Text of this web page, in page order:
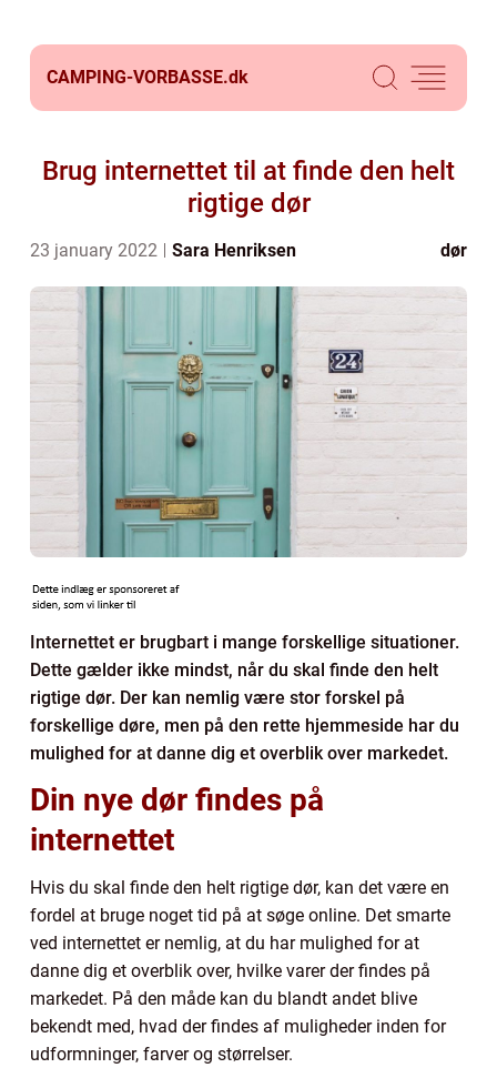
CAMPING-VORBASSE.dk
Brug internettet til at finde den helt
rigtige dør
23 january 2022 Sara Henriksen dør
Internettet er brugbart i mange forskellige situationer.
Dette gælder ikke mindst, når du skal finde den helt
rigtige dør. Der kan nemlig være stor forskel på
forskellige døre, men på den rette hjemmeside har du
mulighed for at danne dig et overblik over markedet.
Din nye dør findes på
internettet
Hvis du skal finde den helt rigtige dør, kan det være en
fordel at bruge noget tid på at søge online. Det smarte
ved internettet er nemlig, at du har mulighed for at
danne dig et overblik over, hvilke varer der findes på
markedet. På den måde kan du blandt andet blive
bekendt med, hvad der findes af muligheder inden for
udformninger, farver og størrelser.